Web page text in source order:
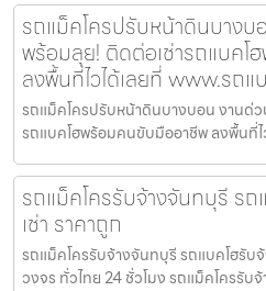
รถแม็คโครปรับหน้าดินบางบ
พร้อมลุย! ติดต่อเช่ารถแบค
ลงพื้นที่ไวได้เลยที่ www.รถแ
รถแม็คโครปรับหน้าดินบางบอน งานด่ว
รถแบคโฮพร้อมคนขับมืออาชีพ ลงพื้นที่ไ
รถแม็คโครรับจ้างจันทบุรี รถ
เช่า ราคาถูก
รถแม็คโครรับจ้างจันทบุรี รถแบคโฮรับจ้
วงจร ทั่วไทย 24 ชั่วโมง รถแม็คโครรับ